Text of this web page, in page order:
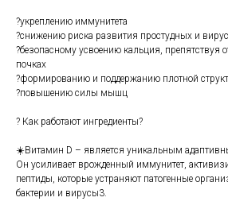
?укреплению иммунитета
?снижению риска развития простудных и
?безопасному усвоению кальция, препятствуя
почках
?формированию и поддержанию плотной
?повышению силы мышц
? Как работают ингредиенты?
☀️Витамин D – является уникальным
Он усиливает врожденный иммунитет,
пептиды, которые устраняют патогенные
бактерии и вирусы3.